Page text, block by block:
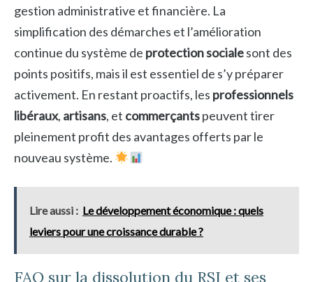
gestion administrative et financière. La
simplification des démarches et l’amélioration
continue du système de protection socialesont des
points positifs, mais il est essentiel de s’y préparer
activement. En restant proactifs, les professionnels
libéraux, artisans, et commerçantspeuvent tirer
pleinement profit des avantages offerts par le
nouveau système.
Lire aussi : Le développement économique : quels
leviers pour une croissance durable ?
FAQ sur la dissolution du RSI et ses